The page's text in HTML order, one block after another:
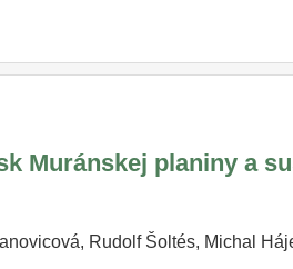
Muránskej planiny a
Rudolf Šoltés, Michal